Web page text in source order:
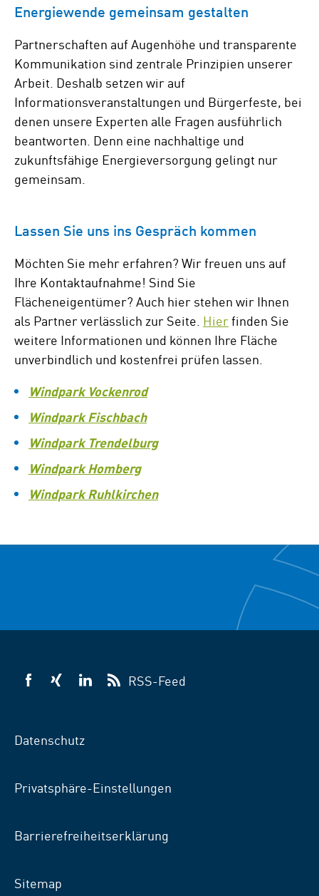
Energiewende gemeinsam gestalten
Partnerschaften auf Augenhöhe und transparente
Kommunikation sind zentrale Prinzipien unserer
Arbeit. Deshalb setzen wir auf
Informationsveranstaltungen und Bürgerfeste, bei
denen unsere Experten alle Fragen ausführlich
beantworten. Denn eine nachhaltige und
zukunftsfähige Energieversorgung gelingt nur
gemeinsam.
Lassen Sie uns ins Gespräch kommen
Möchten Sie mehr erfahren? Wir freuen uns auf
Ihre Kontaktaufnahme! Sind Sie
Flächeneigentümer? Auch hier stehen wir Ihnen
als Partner verlässlich zur Seite. Hierfinden Sie
weitere Informationen und können Ihre Fläche
unverbindlich und kostenfrei prüfen lassen.
Windpark Vockenrod
Windpark Fischbach
Windpark Trendelburg
Windpark Homberg
Windpark Ruhlkirchen
VSB
VSB
VSB
RSS-Feed
Datenschutz
Privatsphäre-Einstellungen
Barrierefreiheitserklärung
Sitemap